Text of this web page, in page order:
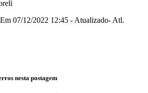
Em 07/12/2022 12:45 - Atualizado- Atl.
nesta postagem